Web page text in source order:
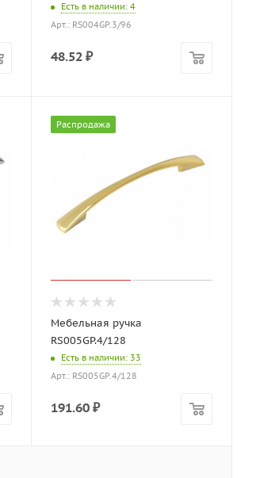
Есть в наличии: 4
Арт.: RS004GP.3/96
48.52 ₽
Распродажа
Мебельная ручка
RS005GP.4/128
Есть в наличии: 33
Арт.: RS005GP.4/128
191.60 ₽